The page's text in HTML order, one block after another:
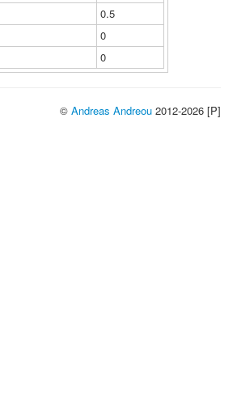
0.5
0
0
© Andreas Andreou 2012-2026 [P]